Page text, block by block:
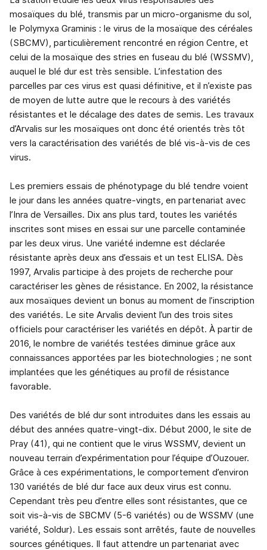
mosaïques du blé, transmis par un micro-organisme du sol,
le Polymyxa Graminis : le virus de la mosaïque des céréales
(SBCMV), particulièrement rencontré en région Centre, et
celui de la mosaïque des stries en fuseau du blé (WSSMV),
auquel le blé dur est très sensible. L’infestation des
parcelles par ces virus est quasi définitive, et il n’existe pas
de moyen de lutte autre que le recours à des variétés
résistantes et le décalage des dates de semis. Les travaux
d’Arvalis sur les mosaïques ont donc été orientés très tôt
vers la caractérisation des variétés de blé vis-à-vis de ces
virus.
Les premiers essais de phénotypage du blé tendre voient
le jour dans les années quatre-vingts, en partenariat avec
l’Inra de Versailles. Dix ans plus tard, toutes les variétés
inscrites sont mises en essai sur une parcelle contaminée
par les deux virus. Une variété indemne est déclarée
résistante après deux ans d’essais et un test ELISA. Dès
1997, Arvalis participe à des projets de recherche pour
caractériser les gènes de résistance. En 2002, la résistance
aux mosaïques devient un bonus au moment de l’inscription
des variétés. Le site Arvalis devient l’un des trois sites
officiels pour caractériser les variétés en dépôt. À partir de
2016, le nombre de variétés testées diminue grâce aux
connaissances apportées par les biotechnologies ; ne sont
implantées que les génétiques au profil de résistance
favorable.
Des variétés de blé dur sont introduites dans les essais au
début des années quatre-vingt-dix. Début 2000, le site de
Pray (41), qui ne contient que le virus WSSMV, devient un
nouveau terrain d’expérimentation pour l’équipe d’Ouzouer.
Grâce à ces expérimentations, le comportement d’environ
130 variétés de blé dur face aux deux virus est connu.
Cependant très peu d’entre elles sont résistantes, que ce
soit vis-à-vis de SBCMV (5-6 variétés) ou de WSSMV (une
variété, Soldur). Les essais sont arrêtés, faute de nouvelles
sources génétiques. Il faut attendre un partenariat avec